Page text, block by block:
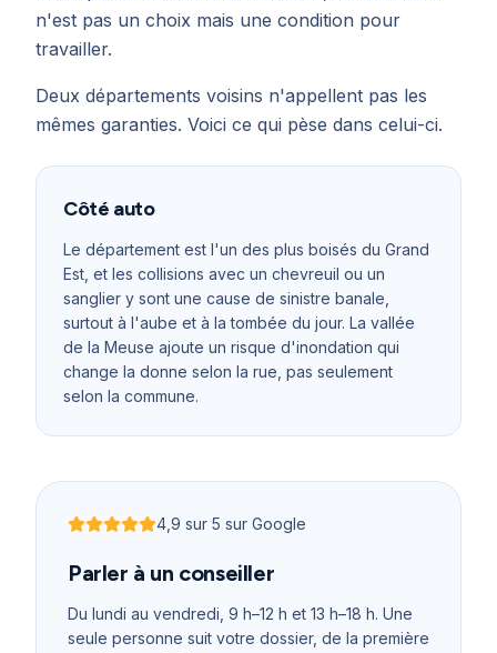
n'est pas un choix mais une condition pour
travailler.
Deux départements voisins n'appellent pas les
mêmes garanties. Voici ce qui pèse dans celui-ci.
Côté auto
Le département est l'un des plus boisés du Grand
Est, et les collisions avec un chevreuil ou un
sanglier y sont une cause de sinistre banale,
surtout à l'aube et à la tombée du jour. La vallée
de la Meuse ajoute un risque d'inondation qui
change la donne selon la rue, pas seulement
selon la commune.
Noté4,9 sur 5
4,9 sur 5 sur Google
Parler à un conseiller
Du lundi au vendredi, 9 h–12 h et 13 h–18 h. Une
seule personne suit votre dossier, de la première